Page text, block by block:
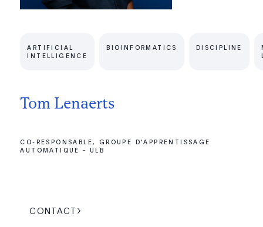
Tom Lenaerts
ARTIFICIAL
INTELLIGENCE
BIOINFORMATICS DISCIPLINE
CO-RESPONSABLE, GROUPE D'APPRENTISSAGE
AUTOMATIQUE - ULB
CONTACT